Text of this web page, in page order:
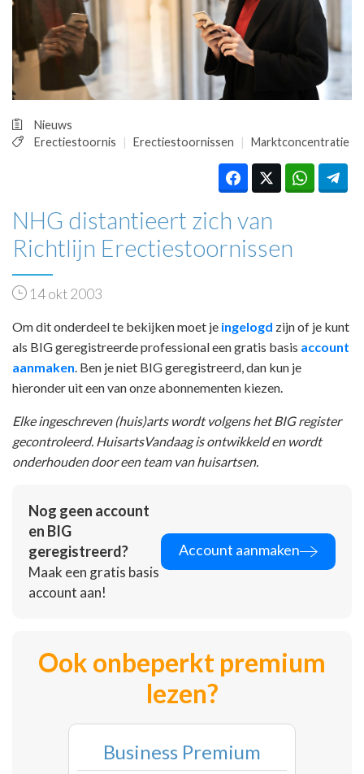
PRAKTIJKZAKEN
TARIEVEN
VPHUISARTSEN
MEDISCHE VAKHANDEL
REGISTRATIE
Nieuws
Erectiestoornis
Erectiestoornissen Marktconcentratie
NHG distantieert zich van
Richtlijn Erectiestoornissen
14 okt 2003
Om dit onderdeel te bekijken moet je ingelogd zijn of je kunt
als BIG geregistreerde professional een gratis basis account
aanmaken . Ben je niet BIG geregistreerd, dan kun je
hieronder uit een van onze abonnementen kiezen.
Elke ingeschreven (huis)arts wordt volgens het BIG register
gecontroleerd. HuisartsVandaag is ontwikkeld en wordt
onderhouden door een team van huisartsen.
Nog geen account
en BIG
geregistreerd?
Maak een gratis basis
account aan!
Account aanmaken
Ook onbeperkt premium
lezen?
Business Premium